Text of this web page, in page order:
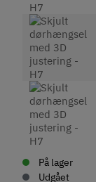
På lager
Udgået